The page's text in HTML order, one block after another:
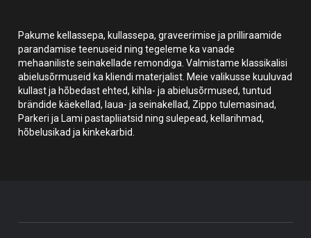
Pakume kellassepa, kullassepa, graveerimise ja prilliraamide
parandamise teenuseid ning tegeleme ka vanade
mehaaniliste seinakellade remondiga. Valmistame klassikalisi
abielusõrmuseid ka kliendi materjalist. Meie valikusse kuuluvad
kullast ja hõbedast ehted, kihla- ja abielusõrmused, tuntud
brändide käekellad, laua- ja seinakellad, Zippo tulemasinad,
Parkeri ja Lami pastapliiatsid ning sulepead, kellarihmad,
hõbelusikad ja kinkekarbid.